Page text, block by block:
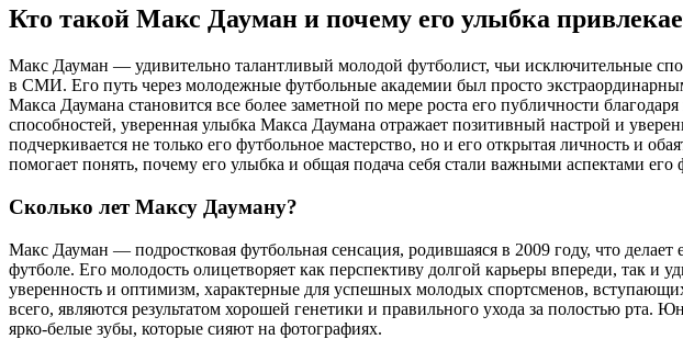
Кто такой Макс Дауман и почему его улыбка
Макс Дауман — удивительно талантливый молодой футболист, чьи исключительные
в СМИ. Его путь через молодежные футбольные академии был просто
Макса Даумана становится все более заметной по мере роста его публичности
способностей, уверенная улыбка Макса Даумана отражает позитивный настрой и
подчеркивается не только его футбольное мастерство, но и его открытая личность и
помогает понять, почему его улыбка и общая подача себя стали важными аспектами
Сколько лет Максу Дауману?
Макс Дауман — подростковая футбольная сенсация, родившаяся в 2009 году, что
футболе. Его молодость олицетворяет как перспективу долгой карьеры впереди, так
уверенность и оптимизм, характерные для успешных молодых спортсменов,
всего, являются результатом хорошей генетики и правильного ухода за полостью рта.
ярко-белые зубы, которые сияют на фотографиях.